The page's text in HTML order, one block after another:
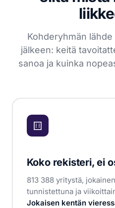
Kohderyhmän
jälkeen: keitä
sanoa ja kuinka
Koko rekisteri, ei
813 388 yritystä,
tunnistettuna ja
Jokaisen kentän